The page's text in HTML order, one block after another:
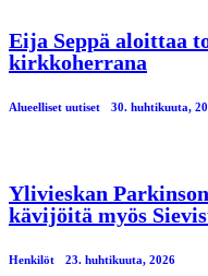
Eija Seppä aloittaa
kirkkoherrana
Alueelliset uutiset 30. huhtikuuta,
Ylivieskan
kävijöitä myös
Henkilöt 23. huhtikuuta, 2026